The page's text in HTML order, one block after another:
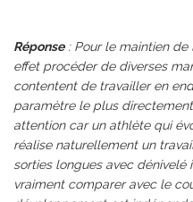
Réponse: Pour le maintien de
effet procéder de diverses
contentent de travailler en
paramètre le plus
attention car un athlète qui
réalise naturellement un
sorties longues avec dénivelé
vraiment comparer avec le